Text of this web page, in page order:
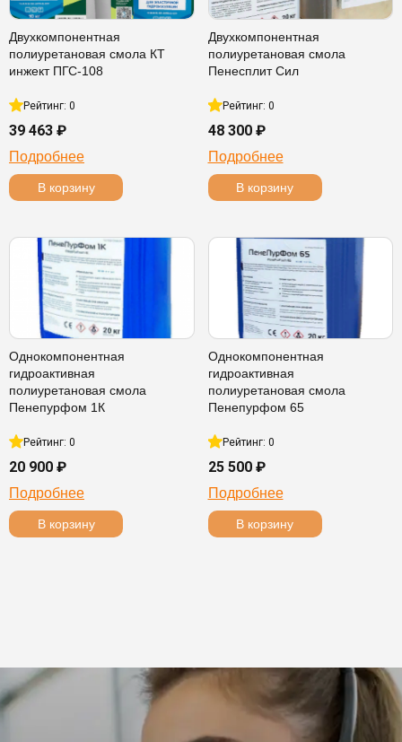
Двухкомпонентная
полиуретановая смола КТ
инжект ПГС-108
Рейтинг: 0
39 463 ₽
Подробнее
В корзину
Двухкомпонентная
полиуретановая смола
Пенесплит Сил
Рейтинг: 0
48 300 ₽
Подробнее
В корзину
Однокомпонентная
гидроактивная
полиуретановая смола
Пенепурфом 1К
Рейтинг: 0
20 900 ₽
Подробнее
В корзину
Однокомпонентная
гидроактивная
полиуретановая смола
Пенепурфом 65
Рейтинг: 0
25 500 ₽
Подробнее
В корзину